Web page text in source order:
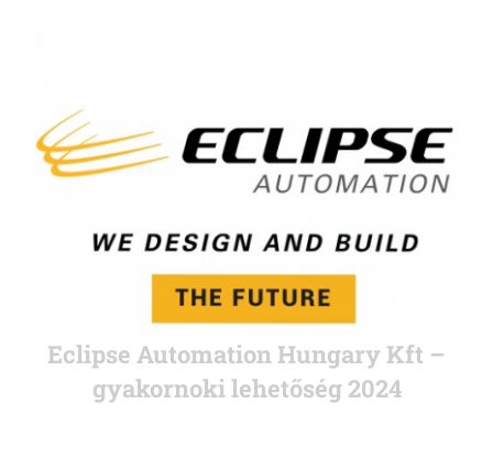
Eclipse Automation Hungary Kft –
gyakornoki lehetőség 2024